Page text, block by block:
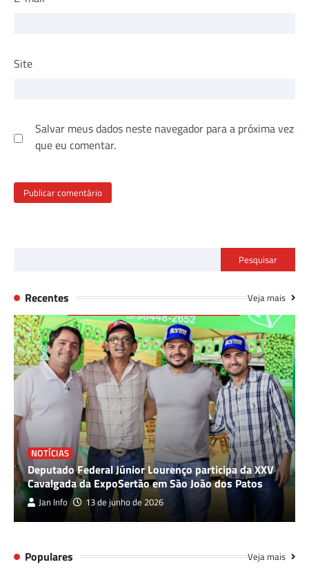
Site
Salvar meus dados neste navegador para a próxima vez
que eu comentar.
Pesquisar
Recentes Veja mais
NOTÍCIAS
Deputado Federal Júnior Lourenço participa da XXV
Cavalgada da ExpoSertão em São João dos Patos
Jan Info 13 de junho de 2026
Populares Veja mais